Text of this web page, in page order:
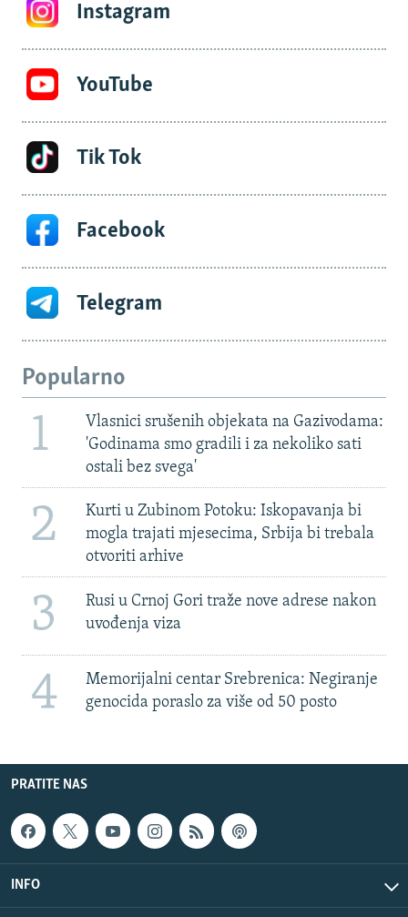
Instagram
YouTube
Tik Tok
Facebook
Telegram
Popularno
1
Vlasnici srušenih objekata na Gazivodama:
'Godinama smo gradili i za nekoliko sati
ostali bez svega'
2
Kurti u Zubinom Potoku: Iskopavanja bi
mogla trajati mjesecima, Srbija bi trebala
otvoriti arhive
3
Rusi u Crnoj Gori traže nove adrese nakon
uvođenja viza
4
Memorijalni centar Srebrenica: Negiranje
genocida poraslo za više od 50 posto
PRATITE NAS
INFO